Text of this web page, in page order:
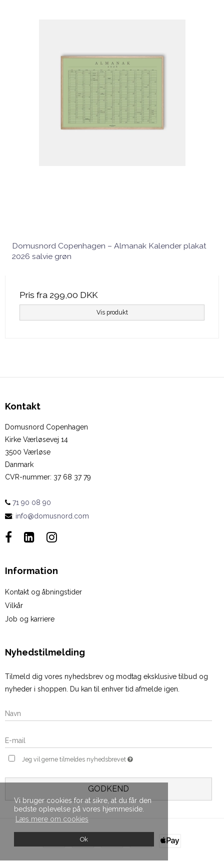
Vi bruger cookies for at sikre, at du får den
bedste oplevelse på vores hjemmeside.
Læs mere om cookies
Ok
Domusnord Copenhagen – Almanak Kalender plakat
2026 salvie grøn
Pris fra 299,00 DKK
Vis produkt
Kontakt
Domusnord Copenhagen
Kirke Værløsevej 14
3500 Værløse
Danmark
CVR-nummer: 37 68 37 79
71 90 08 90
: info@domusnord.com
Information
Kontakt og åbningstider
Vilkår
Job og karriere
Nyhedstilmelding
Tilmeld dig vores nyhedsbrev og modtag eksklusive tilbud og
nyheder i shoppen. Du kan til enhver tid afmelde igen.
Jeg vil gerne tilmeldes nyhedsbrevet
GODKEND